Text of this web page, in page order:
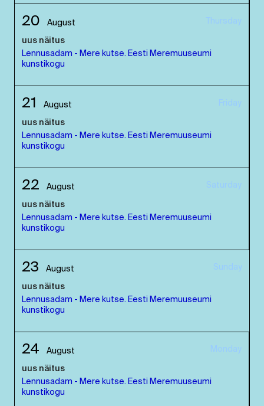
20 August Thursday
uus näitus
Lennusadam - Mere kutse. Eesti Meremuuseumi
kunstikogu
21 August Friday
uus näitus
Lennusadam - Mere kutse. Eesti Meremuuseumi
kunstikogu
22 August Saturday
uus näitus
Lennusadam - Mere kutse. Eesti Meremuuseumi
kunstikogu
23 August Sunday
uus näitus
Lennusadam - Mere kutse. Eesti Meremuuseumi
kunstikogu
24 August Monday
uus näitus
Lennusadam - Mere kutse. Eesti Meremuuseumi
kunstikogu